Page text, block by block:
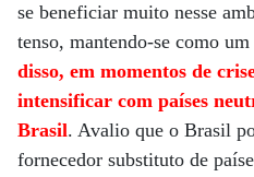
se beneficiar muito nesse
tenso, mantendo-se como
disso, em momentos de
intensificar com países
Brasil. Avalio que o Brasil
fornecedor substituto de